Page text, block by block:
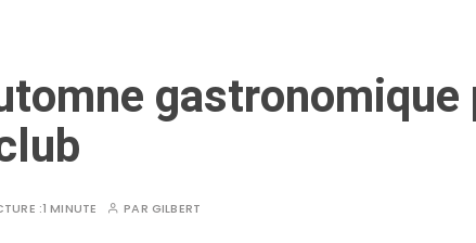
gastronomique
:1 MINUTE PAR GILBERT